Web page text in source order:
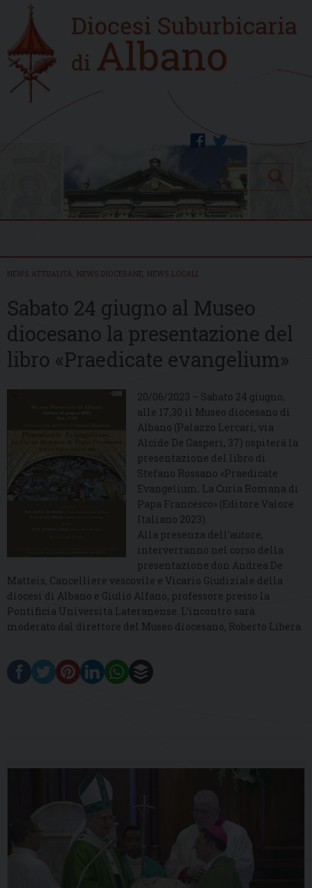
content
Home
new
twitter
facebook
Search
NEWS ATTUALITÀ NEWS DIOCESANE NEWS LOCALI
Sabato 24 giugno al Museo
diocesano la presentazione del
libro «Praedicate evangelium»
20/06/2023 – Sabato 24 giugno,
alle 17,30 il Museo diocesano di
Albano (Palazzo Lercari, via
Alcide De Gasperi, 37) ospiterà la
presentazione del libro di
Stefano Rossano «Praedicate
Evangelium. La Curia Romana di
Papa Francesco» (Editore Valore
Italiano 2023).
Alla presenza dell’autore,
interverranno nel corso della
presentazione don Andrea De
Matteis, Cancelliere vescovile e Vicario Giudiziale della
diocesi di Albano e Giulio Alfano, professore presso la
Pontificia Università Lateranense. L’incontro sarà
moderato dal direttore del Museo diocesano, Roberto Libera.